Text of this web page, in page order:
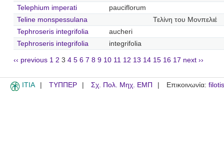
Telephium imperati
pauciflorum
Teline monspessulana
Τελίνη του Μονπελιέ
Tephroseris integrifolia
aucheri
Tephroseris integrifolia
integrifolia
‹‹ previous 1 2 3 4 5 6 7 8 9 10 11 12 13 14 15 16 17 next ››
ITIA ΤΥΠΠΕΡ Σχ. Πολ. Μηχ. ΕΜΠ Επικοινωνία: